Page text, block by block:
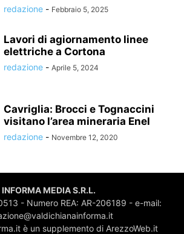
redazione - Febbraio 5, 2025
Lavori di agiornamento linee
elettriche a Cortona
redazione - Aprile 5, 2024
Cavriglia: Brocci e Tognaccini
visitano l’area mineraria Enel
redazione - Novembre 12, 2020
INFORMA MEDIA S.R.L.
- Numero REA: AR-206189 - e-mail:
è un supplemento di ArezzoWeb.it